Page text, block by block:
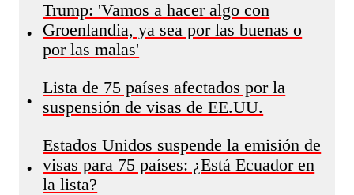
•
Trump: 'Vamos a hacer algo con
Groenlandia, ya sea por las buenas o
por las malas'
•
Lista de 75 países afectados por la
suspensión de visas de EE.UU.
•
Estados Unidos suspende la emisión de
visas para 75 países: ¿Está Ecuador en
la lista?